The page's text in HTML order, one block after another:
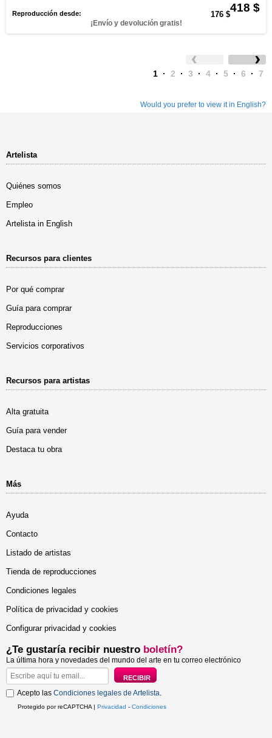
418 $
Reproducción desde: 176 $
¡Envío y devolución gratis!
1 · 2 · 3 · 4 · 5 · 6 · 7
Would you prefer to view it in English?
Artelista
Quiénes somos
Empleo
Artelista in English
Recursos para clientes
Por qué comprar
Guía para comprar
Reproducciones
Servicios corporativos
Recursos para artistas
Alta gratuita
Guía para vender
Destaca tu obra
Más
Ayuda
Contacto
Listado de artistas
Tienda de reproducciones
Condiciones legales
Política de privacidad y cookies
Configurar privacidad y cookies
¿Te gustaría recibir nuestro boletín?
La última hora y novedades del mundo del arte en tu correo electrónico
Acepto las Condiciones legales de Artelista.
Protegido por reCAPTCHA | Privacidad - Condiciones